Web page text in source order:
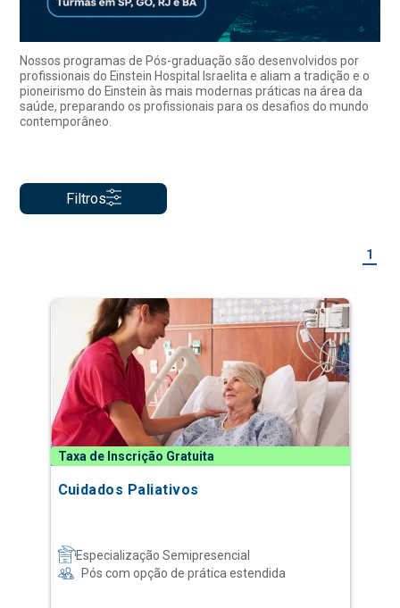
Nossos programas de Pós-graduação são desenvolvidos por
profissionais do Einstein Hospital Israelita e aliam a tradição e o
pioneirismo do Einstein às mais modernas práticas na área da
saúde, preparando os profissionais para os desafios do mundo
contemporâneo.
Filtros
1
Taxa de Inscrição Gratuita
Cuidados Paliativos
Especialização Semipresencial
Pós com opção de prática estendida